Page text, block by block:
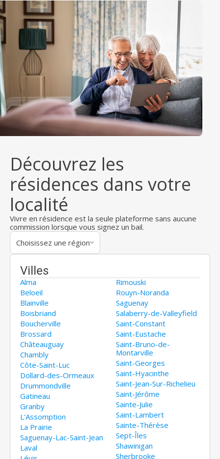
Découvrez les
résidences dans votre
localité
Vivre en résidence est la seule plateforme sans aucune
commission lorsque vous signez un bail.
Choisissez une région
Villes
Alma
Beloeil
Blainville
Boisbriand
Boucherville
Brossard
Châteauguay
Chambly
Côte-Saint-Luc
Dollard-des-Ormeaux
Drummondville
Gatineau
Granby
L'Assomption
La Prairie
Saguenay-Lac-Saint-Jean
Laval
Rimouski
Rouyn-Noranda
Saguenay
Salaberry-de-Valleyfield
Saint-Constant
Saint-Eustache
Saint-Bruno-de-
Montarville
Saint-Georges
Saint-Hyacinthe
Saint-Jean-Sur-Richelieu
Saint-Jérôme
Sainte-Julie
Saint-Lambert
Sainte-Thérèse
Sept-Îles
Shawinigan
Sherbrooke